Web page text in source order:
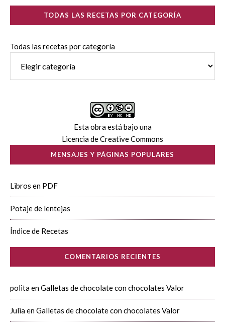
TODAS LAS RECETAS POR CATEGORÍA
Todas las recetas por categoría
Esta obra está bajo una
Licencia de Creative Commons
MENSAJES Y PÁGINAS POPULARES
Libros en PDF
Potaje de lentejas
Índice de Recetas
COMENTARIOS RECIENTES
politaenGalletas de chocolate con chocolates Valor
JuliaenGalletas de chocolate con chocolates Valor